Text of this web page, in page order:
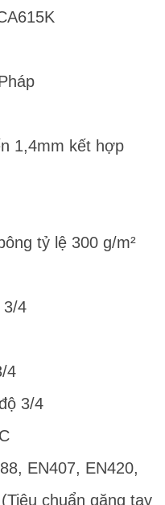
1,4mm kết hợp
tỷ lệ 300 g/m²
3/4
4
3/4
EN407, EN420,
chuẩn găng tay